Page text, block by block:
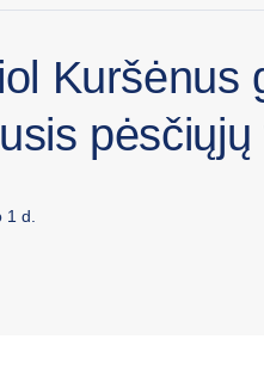
Kuršėnus
pėsčiųjų
d.